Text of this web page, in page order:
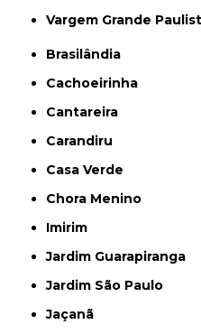
Vargem Grande
Brasilândia
Cachoeirinha
Cantareira
Carandiru
Casa Verde
Chora Menino
Imirim
Jardim Guarapiranga
Jardim São Paulo
Jaçanã